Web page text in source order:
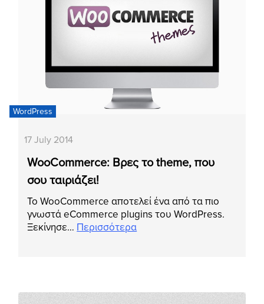
WordPress
17 July 2014
WooCommerce: Βρες το theme, που
σου ταιριάζει!
Το WooCommerce αποτελεί ένα από τα πιο
γνωστά eCommerce plugins του WordPress.
Ξεκίνησε… Περισσότερα